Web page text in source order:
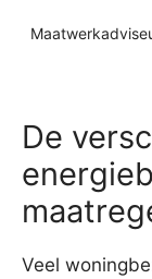
De
Veel